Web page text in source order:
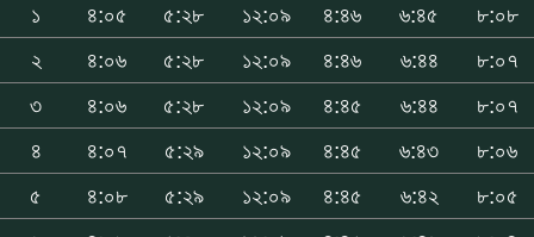
১
৪:০৫ ৫:২৮ ১২:০৯ ৪:৪৬ ৬:৪৫
৮:০৮
২
৪:০৬ ৫:২৮ ১২:০৯ ৪:৪৬ ৬:৪৪
৮:০৭
৩
৪:০৬ ৫:২৮ ১২:০৯ ৪:৪৫ ৬:৪৪
৮:০৭
৪
৪:০৭ ৫:২৯ ১২:০৯ ৪:৪৫ ৬:৪৩
৮:০৬
৫
৪:০৮ ৫:২৯ ১২:০৯ ৪:৪৫ ৬:৪২
৮:০৫